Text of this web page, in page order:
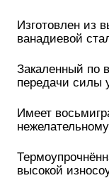
Изготовлен из
ванадиевой
Закаленный по
передачи силы
Имеет
высокой